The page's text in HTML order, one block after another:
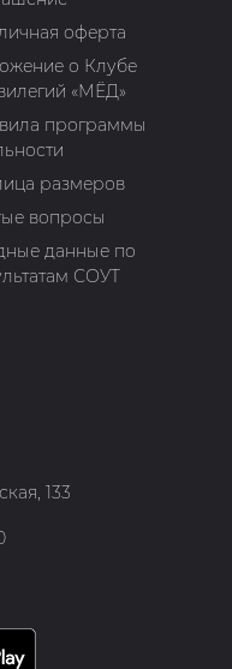
оферта
о Клубе
«МЁД»
программы
размеров
вопросы
данные по
СОУТ
133